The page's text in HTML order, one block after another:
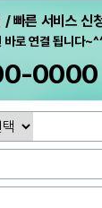
/ 빠른 서비스 신
바로 연결 됩니다
0000